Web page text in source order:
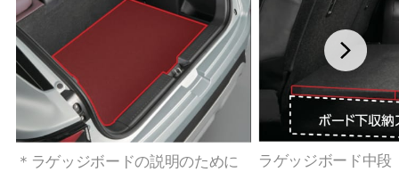
＊ラゲッジボードの説明のために
ラゲッジボード中段